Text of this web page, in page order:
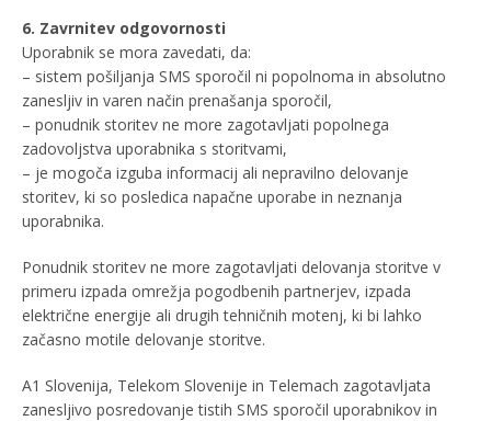
6. Zavrnitev odgovornosti
Uporabnik se mora zavedati, da:
– sistem pošiljanja SMS sporočil ni popolnoma in absolutno
zanesljiv in varen način prenašanja sporočil,
– ponudnik storitev ne more zagotavljati popolnega
zadovoljstva uporabnika s storitvami,
– je mogoča izguba informacij ali nepravilno delovanje
storitev, ki so posledica napačne uporabe in neznanja
uporabnika.
Ponudnik storitev ne more zagotavljati delovanja storitve v
primeru izpada omrežja pogodbenih partnerjev, izpada
električne energije ali drugih tehničnih motenj, ki bi lahko
začasno motile delovanje storitve.
A1 Slovenija, Telekom Slovenije in Telemach zagotavljata
zanesljivo posredovanje tistih SMS sporočil uporabnikov in